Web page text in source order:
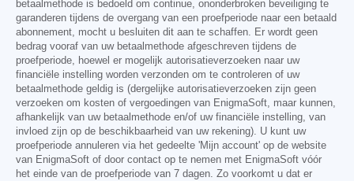
betaalmethode is bedoeld om continue, ononderbroken beveiliging te
garanderen tijdens de overgang van een proefperiode naar een betaald
abonnement, mocht u besluiten dit aan te schaffen. Er wordt geen
bedrag vooraf van uw betaalmethode afgeschreven tijdens de
proefperiode, hoewel er mogelijk autorisatieverzoeken naar uw
financiële instelling worden verzonden om te controleren of uw
betaalmethode geldig is (dergelijke autorisatieverzoeken zijn geen
verzoeken om kosten of vergoedingen van EnigmaSoft, maar kunnen,
afhankelijk van uw betaalmethode en/of uw financiële instelling, van
invloed zijn op de beschikbaarheid van uw rekening). U kunt uw
proefperiode annuleren via het gedeelte 'Mijn account' op de website
van EnigmaSoft of door contact op te nemen met EnigmaSoft vóór
het einde van de proefperiode van 7 dagen. Zo voorkomt u dat er